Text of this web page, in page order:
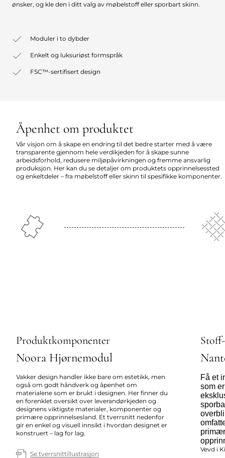
ønsker, og kle den i ditt valg av møbelstoff eller sporbart skinn.
Moduler i to dybder
Enkelt og luksuriøst formspråk
FSC™-sertifisert design
Åpenhet om produktet
Vår visjon om å skape en endring til det bedre starter med å være
transparente gjennom hele verdikjeden for å skape sunne
arbeidsforhold, redusere miljøpåvirkningen og fremme ansvarlig
produksjon. Her kan du se detaljer om produktets opprinnelsessted
og enkeltdeler – fra møbelstoff eller skinn til spesifikke komponenter.
Produktkomponenter
Noora Hjørnemodul
Vakker design handler ikke bare om estetikk, men
også om godt håndverk og åpenhet om
materialene som er brukt i designen. Her finner du
en forenklet oversikt over leverandørkjeden og
designens viktigste materialer, komponenter og
primære opprinnelsesland. Et tverrsnitt nedenfor
gir en enkel og visuell innsikt i hvordan designet er
konstruert – lag for lag.
Se tverrsnittillustrasjon
Få et
som
Vevd i